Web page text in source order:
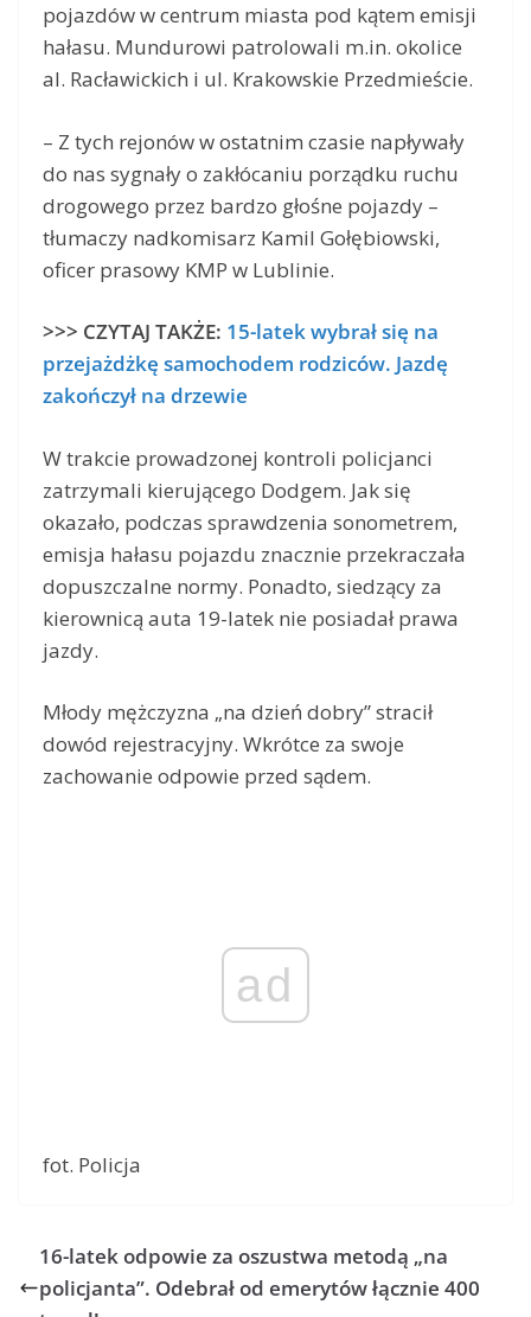
pojazdów w centrum miasta pod kątem emisji
hałasu. Mundurowi patrolowali m.in. okolice
al. Racławickich i ul. Krakowskie Przedmieście.
– Z tych rejonów w ostatnim czasie napływały
do nas sygnały o zakłócaniu porządku ruchu
drogowego przez bardzo głośne pojazdy –
tłumaczy nadkomisarz Kamil Gołębiowski,
oficer prasowy KMP w Lublinie.
>>> CZYTAJ TAKŻE: 15-latek wybrał się na
przejażdżkę samochodem rodziców. Jazdę
zakończył na drzewie
W trakcie prowadzonej kontroli policjanci
zatrzymali kierującego Dodgem. Jak się
okazało, podczas sprawdzenia sonometrem,
emisja hałasu pojazdu znacznie przekraczała
dopuszczalne normy. Ponadto, siedzący za
kierownicą auta 19-latek nie posiadał prawa
jazdy.
Młody mężczyzna „na dzień dobry” stracił
dowód rejestracyjny. Wkrótce za swoje
zachowanie odpowie przed sądem.
ad
fot. Policja
16-latek odpowie za oszustwa metodą „na
policjanta”. Odebrał od emerytów łącznie 400